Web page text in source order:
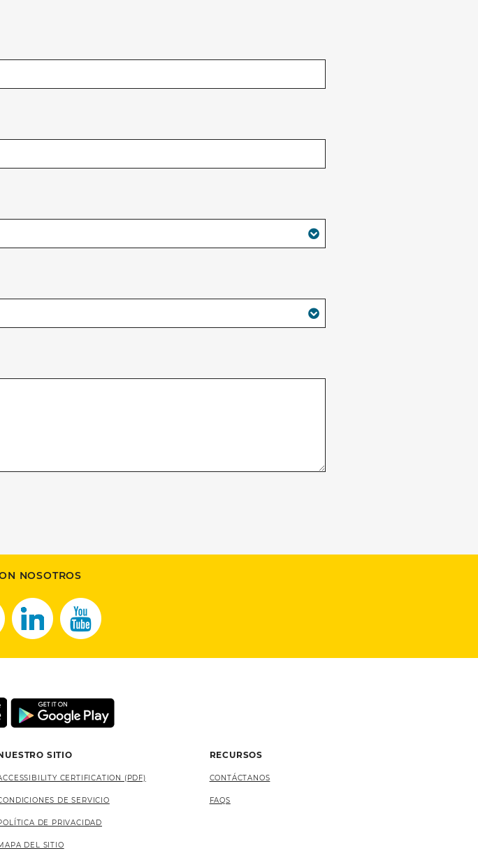
NOSOTROS
SITIO
CERTIFICATION (PDF)
DE SERVICIO
DE PRIVACIDAD
DEL SITIO
RECURSOS
CONTÁCTANOS
FAQS